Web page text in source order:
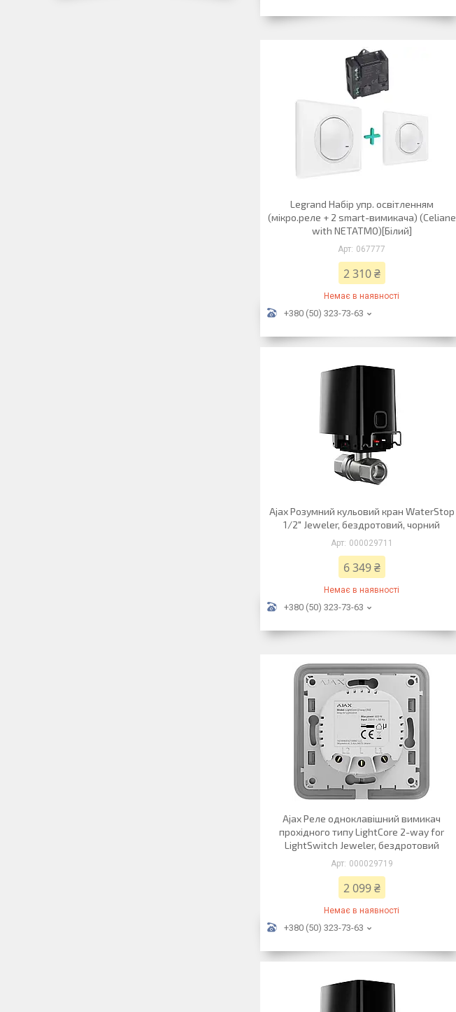
Legrand Набір упр. освітленням
(мікро.реле + 2 smart-вимикача) (Celiane
with NETATMO)[Білий]
067777
2 310 ₴
Немає в наявності
+380 (50) 323-73-63
Ajax Розумний кульовий кран WaterStop
1/2" Jeweler, бездротовий, чорний
000029711
6 349 ₴
Немає в наявності
+380 (50) 323-73-63
Ajax Реле одноклавішний вимикач
прохідного типу LightCore 2-way for
LightSwitch Jeweler, бездротовий
000029719
2 099 ₴
Немає в наявності
+380 (50) 323-73-63